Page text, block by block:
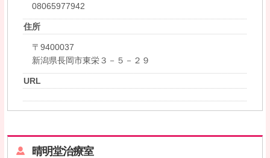
08065977942
住所
〒9400037
新潟県長岡市東栄３－５－２９
URL
晴明堂治療室